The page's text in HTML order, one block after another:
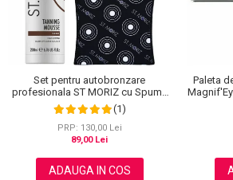
Set pentru autobronzare
profesionala ST MORIZ cu Spuma
Dark Fast Drying si Manusa Velvet
Tanning Mitt
(1)
PRP: 130,00 Lei
89,00 Lei
ADAUGA IN COS
Paleta